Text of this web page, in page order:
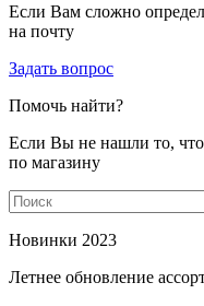
Если Вам сложно
на почту
Задать вопрос
Помочь найти?
Если Вы не нашли то, что
по магазину
Новинки 2023
Летнее обновление